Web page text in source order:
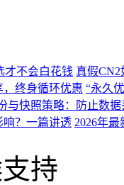
才不会白花钱 真假CN2
，终身循环优惠 “永久
与快照策略：防止数
响？一篇讲透 2026年
持